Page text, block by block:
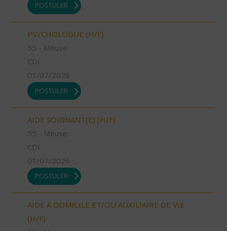
POSTULER
PSYCHOLOGUE (H/F)
55 - Meuse
CDI
01/07/2026
POSTULER
AIDE SOIGNANT(E) (H/F)
55 - Meuse
CDI
01/07/2026
POSTULER
AIDE À DOMICILE ET/OU AUXILIAIRE DE VIE
(H/F)